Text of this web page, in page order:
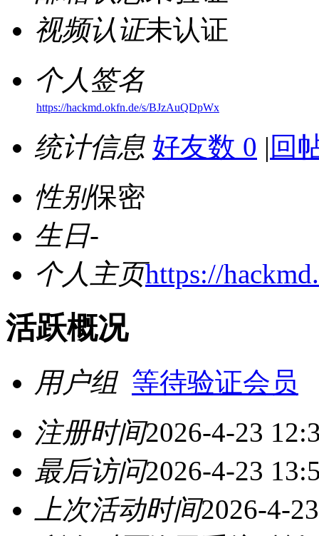
视频认证未认证
个人签名
https://hackmd.okfn.de/s/BJzAuQDpWx
统计信息 好友数 0 | 回
性别保密
生日-
个人主页https://
活跃概况
用户组 等待验证会员
注册时间2026-4-23
最后访问2026-4-23
上次活动时间2026-4-